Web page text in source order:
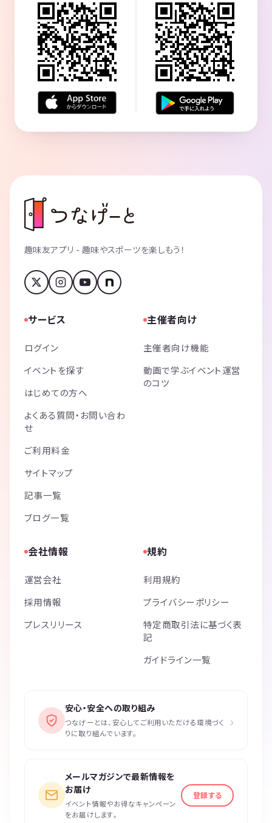
趣味友アプリ - 趣味やスポーツを楽しもう！
サービス
ログイン
イベントを探す
はじめての方へ
よくある質問・お問い合わ
せ
ご利用料金
サイトマップ
記事一覧
ブログ一覧
主催者向け
主催者向け機能
動画で学ぶイベント運営
のコツ
会社情報
運営会社
採用情報
プレスリリース
規約
利用規約
プライバシーポリシー
特定商取引法に基づく表
記
ガイドライン一覧
安心・安全への取り組み
つなげーとは、安心してご利用いただける環境づく
りに取り組んでいます。
›
メールマガジンで最新情報を
お届け
イベント情報やお得なキャンペーン
をお届けします。
登録する